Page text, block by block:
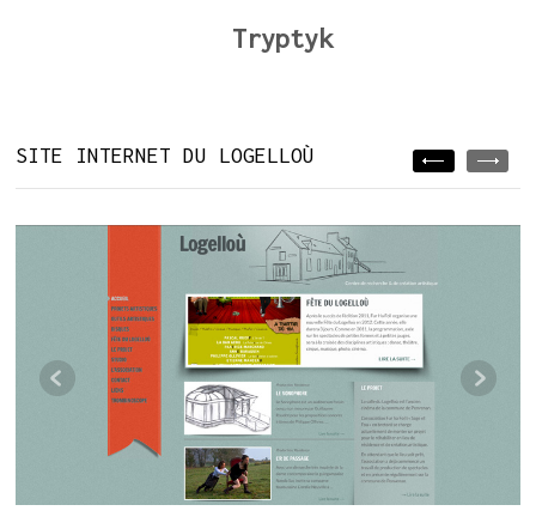
Tryptyk
SITE INTERNET DU LOGELLOÙ